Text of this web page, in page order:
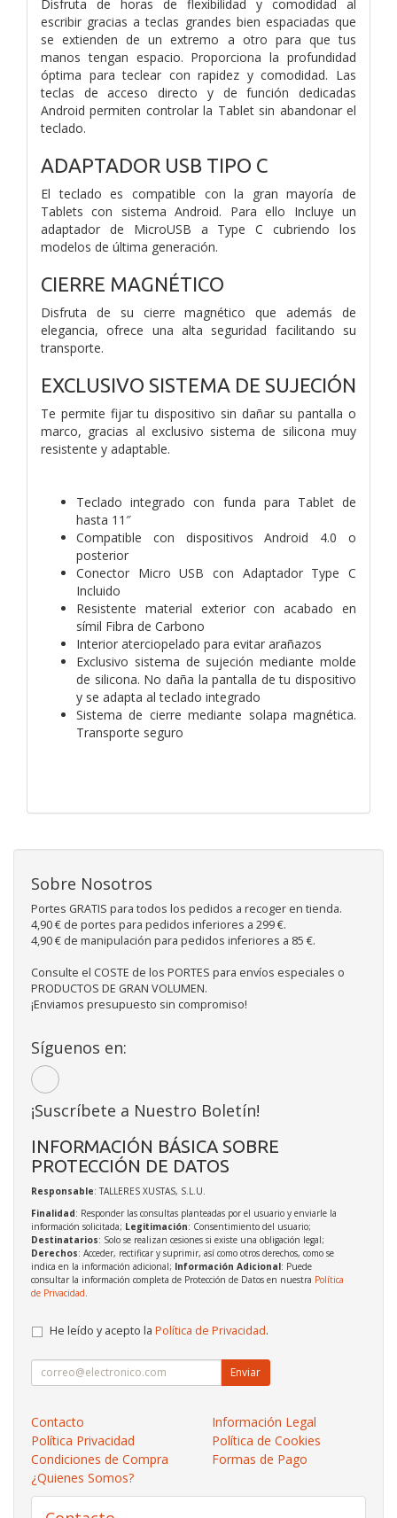
Disfruta de horas de flexibilidad y comodidad al
escribir gracias a teclas grandes bien espaciadas que
se extienden de un extremo a otro para que tus
manos tengan espacio. Proporciona la profundidad
óptima para teclear con rapidez y comodidad. Las
teclas de acceso directo y de función dedicadas
Android permiten controlar la Tablet sin abandonar el
teclado.
ADAPTADOR USB TIPO C
El teclado es compatible con la gran mayoría de
Tablets con sistema Android. Para ello Incluye un
adaptador de MicroUSB a Type C cubriendo los
modelos de última generación.
CIERRE MAGNÉTICO
Disfruta de su cierre magnético que además de
elegancia, ofrece una alta seguridad facilitando su
transporte.
EXCLUSIVO SISTEMA DE SUJECIÓN
Te permite fijar tu dispositivo sin dañar su pantalla o
marco, gracias al exclusivo sistema de silicona muy
resistente y adaptable.
Teclado integrado con funda para Tablet de
hasta 11″
Compatible con dispositivos Android 4.0 o
posterior
Conector Micro USB con Adaptador Type C
Incluido
Resistente material exterior con acabado en
símil Fibra de Carbono
Interior aterciopelado para evitar arañazos
Exclusivo sistema de sujeción mediante molde
de silicona. No daña la pantalla de tu dispositivo
y se adapta al teclado integrado
Sistema de cierre mediante solapa magnética.
Transporte seguro
Sobre Nosotros
Portes GRATIS para todos los pedidos a recoger en tienda.
4,90 € de portes para pedidos inferiores a 299 €.
4,90 € de manipulación para pedidos inferiores a 85 €.
Consulte el COSTE de los PORTES para envíos especiales o
PRODUCTOS DE GRAN VOLUMEN.
¡Enviamos presupuesto sin compromiso!
Síguenos en:
¡Suscríbete a Nuestro Boletín!
INFORMACIÓN BÁSICA SOBRE
PROTECCIÓN DE DATOS
Responsable: TALLERES XUSTAS, S.L.U.
Finalidad: Responder las consultas planteadas por el usuario y enviarle la
información solicitada; Legitimación: Consentimiento del usuario;
Destinatarios: Solo se realizan cesiones si existe una obligación legal;
Derechos: Acceder, rectificar y suprimir, así como otros derechos, como se
indica en la información adicional; Información Adicional: Puede
consultar la información completa de Protección de Datos en nuestra Política
de Privacidad
He leído y acepto la Política de Privacidad.
Enviar
Contacto
Información Legal
Política Privacidad
Política de Cookies
Condiciones de Compra
Formas de Pago
¿Quienes Somos?